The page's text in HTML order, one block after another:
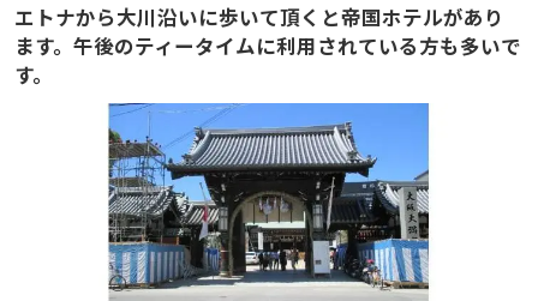
エトナから大川沿いに歩いて頂くと帝国ホテルがあり
ます。午後のティータイムに利用されている方も多いで
す。